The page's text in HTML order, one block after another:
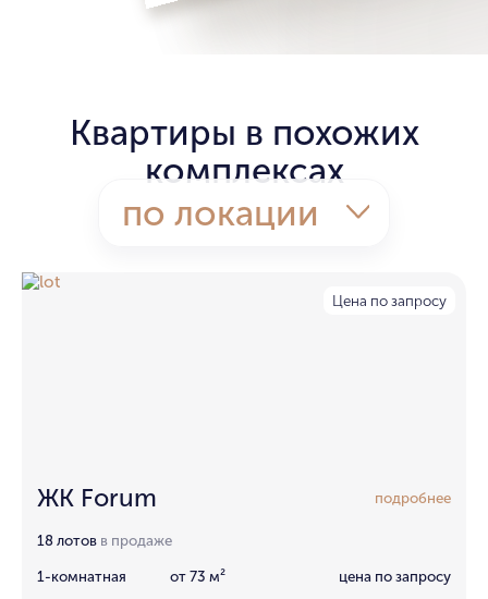
Квартиры в похожих
комплексах
по локации
Цена по запросу
ЖК Forum подробнее
18 лотов в продаже
1-комнатная от 73 м² цена по запросу